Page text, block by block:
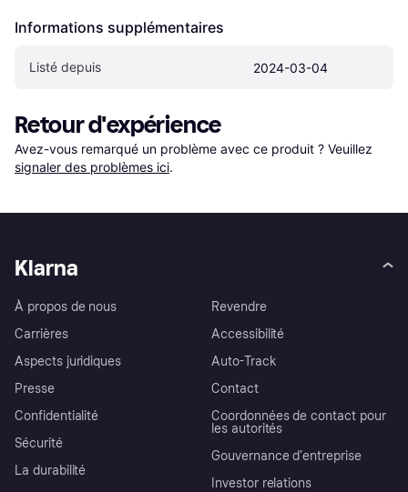
Informations supplémentaires
Listé depuis 2024-03-04
Retour d'expérience
Avez-vous remarqué un problème avec ce produit ? Veuillez
signaler des problèmes ici.
Klarna
À propos de nous
Carrières
Aspects juridiques
Presse
Confidentialité
Sécurité
La durabilité
Revendre
Accessibilité
Auto-Track
Contact
Coordonnées de contact pour
les autorités
Gouvernance d’entreprise
Investor relations